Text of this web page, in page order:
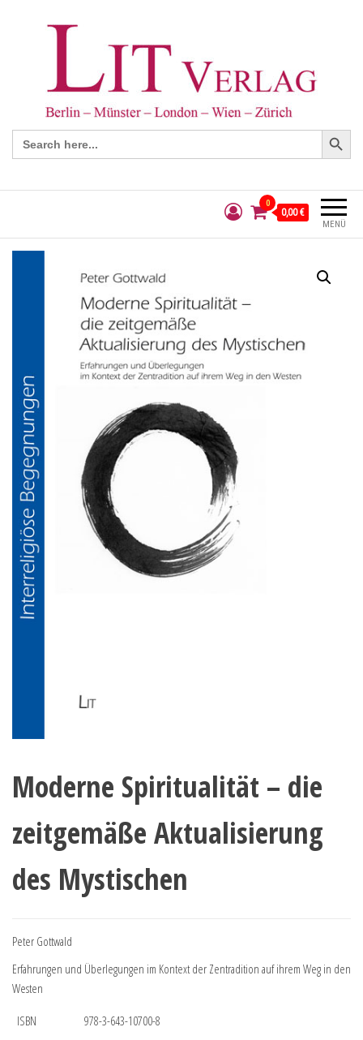
Search
for:
Search Button
MENÜ
0
0,00 €
Moderne Spiritualität – die
zeitgemäße Aktualisierung
des Mystischen
Peter Gottwald
Erfahrungen und Überlegungen im Kontext der Zentradition auf ihrem Weg in den
Westen
ISBN
978-3-643-10700-8